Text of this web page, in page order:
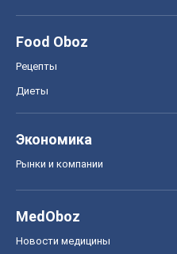
Food Oboz
Рецепты
Диеты
Экономика
Рынки и компании
MedOboz
Новости медицины